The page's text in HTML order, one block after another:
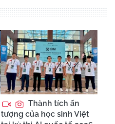
Thành tích ấn
tượng của học sinh Việt